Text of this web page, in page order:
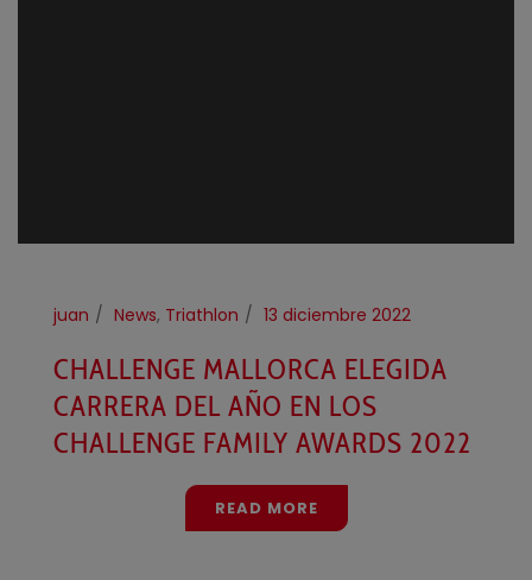
juan News, Triathlon 13 diciembre 2022
CHALLENGE MALLORCA ELEGIDA
CARRERA DEL AÑO EN LOS
CHALLENGE FAMILY AWARDS 2022
READ MORE